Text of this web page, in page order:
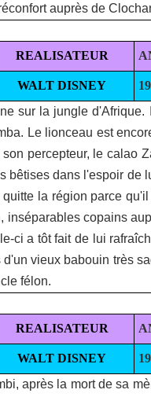
auprès de
REALISATEUR
WALT DISNEY
sur la jungle
Le lionceau est
percepteur, le calao
bêtises dans l'espoir
la région parce
inséparables copains
ci a tôt fait de lui
vieux babouin très
félon.
REALISATEUR
WALT DISNEY
après la mort de sa